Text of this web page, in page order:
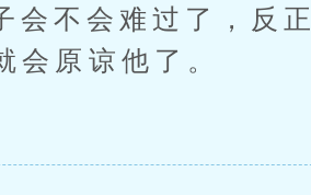
不会难过了，反正
会原谅他了。